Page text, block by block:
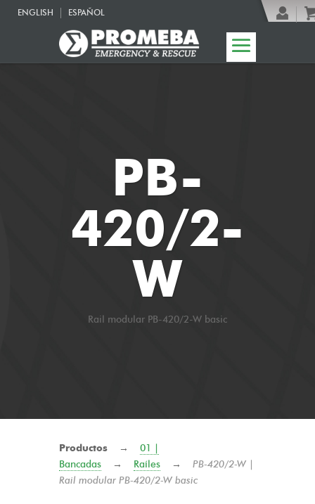
ENGLISH ESPAÑOL
PB-
420/2-
W
Rail modular PB-420/2-W basic
Productos → 01 |
Bancadas → Raíles → PB-420/2-W |
Rail modular PB-420/2-W basic